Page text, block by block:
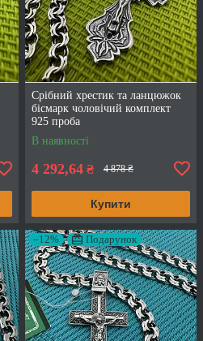
Срібний хрестик та ланцюжок
бісмарк чоловічий комплект
925 проба
В наявності
4 292,64 ₴ 4 878 ₴
Купити
–12% Подарунок